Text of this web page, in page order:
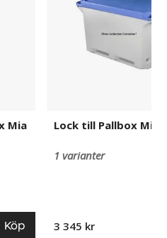
Mia
Köp
Lock till Pallbox Mia
1 varianter
3 345 kr